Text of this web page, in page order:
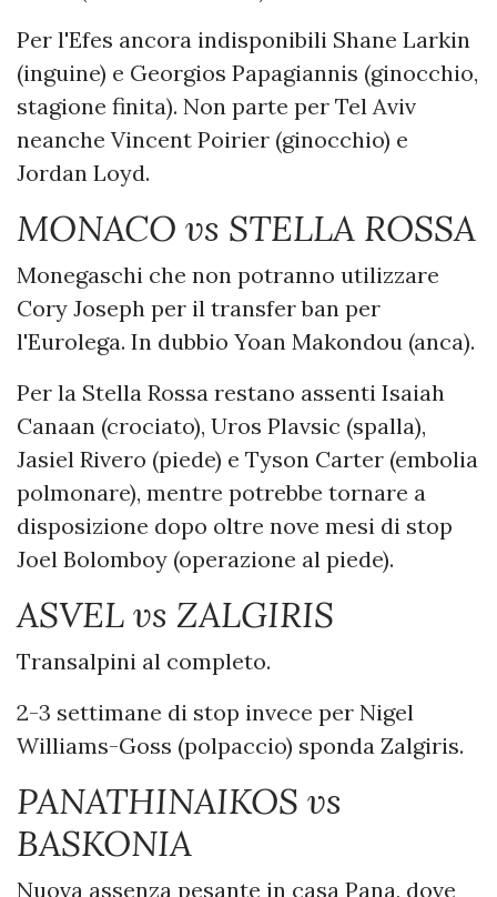
Per l'Efes ancora indisponibili Shane Larkin
(inguine) e Georgios Papagiannis (ginocchio,
stagione finita). Non parte per Tel Aviv
neanche Vincent Poirier (ginocchio) e
Jordan Loyd.
MONACO vs STELLA ROSSA
Monegaschi che non potranno utilizzare
Cory Joseph per il transfer ban per
l'Eurolega. In dubbio Yoan Makondou (anca).
Per la Stella Rossa restano assenti Isaiah
Canaan (crociato), Uros Plavsic (spalla),
Jasiel Rivero (piede) e Tyson Carter (embolia
polmonare), mentre potrebbe tornare a
disposizione dopo oltre nove mesi di stop
Joel Bolomboy (operazione al piede).
ASVEL vs ZALGIRIS
Transalpini al completo.
2-3 settimane di stop invece per Nigel
Williams-Goss (polpaccio) sponda Zalgiris.
PANATHINAIKOS vs
BASKONIA
Nuova assenza pesante in casa Pana, dove